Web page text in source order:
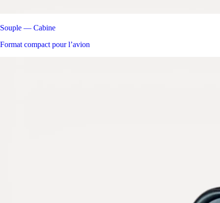
Souple — Cabine
Format compact pour l’avion